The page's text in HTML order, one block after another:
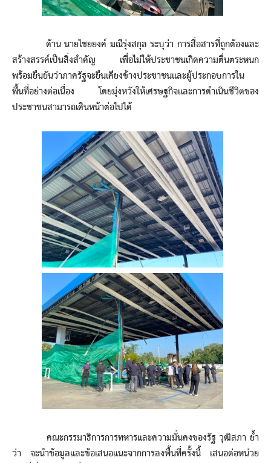
ด้าน นายไชยยงค์ มณีรุ่งสกุล ระบุว่า การสื่อสารที่ถูกต้องและ
สร้างสรรค์เป็นสิ่งสำคัญ เพื่อไม่ให้ประชาชนเกิดความตื่นตระหนก
พร้อมยืนยันว่าภาครัฐจะยืนเคียงข้างประชาชนและผู้ประกอบการใน
พื้นที่อย่างต่อเนื่อง โดยมุ่งหวังให้เศรษฐกิจและการดำเนินชีวิตของ
ประชาชนสามารถเดินหน้าต่อไปได้
คณะกรรมาธิการการทหารและความมั่นคงของรัฐ วุฒิสภา ย้ำ
ว่า จะนำข้อมูลและข้อเสนอแนะจากการลงพื้นที่ครั้งนี้ เสนอต่อหน่วย